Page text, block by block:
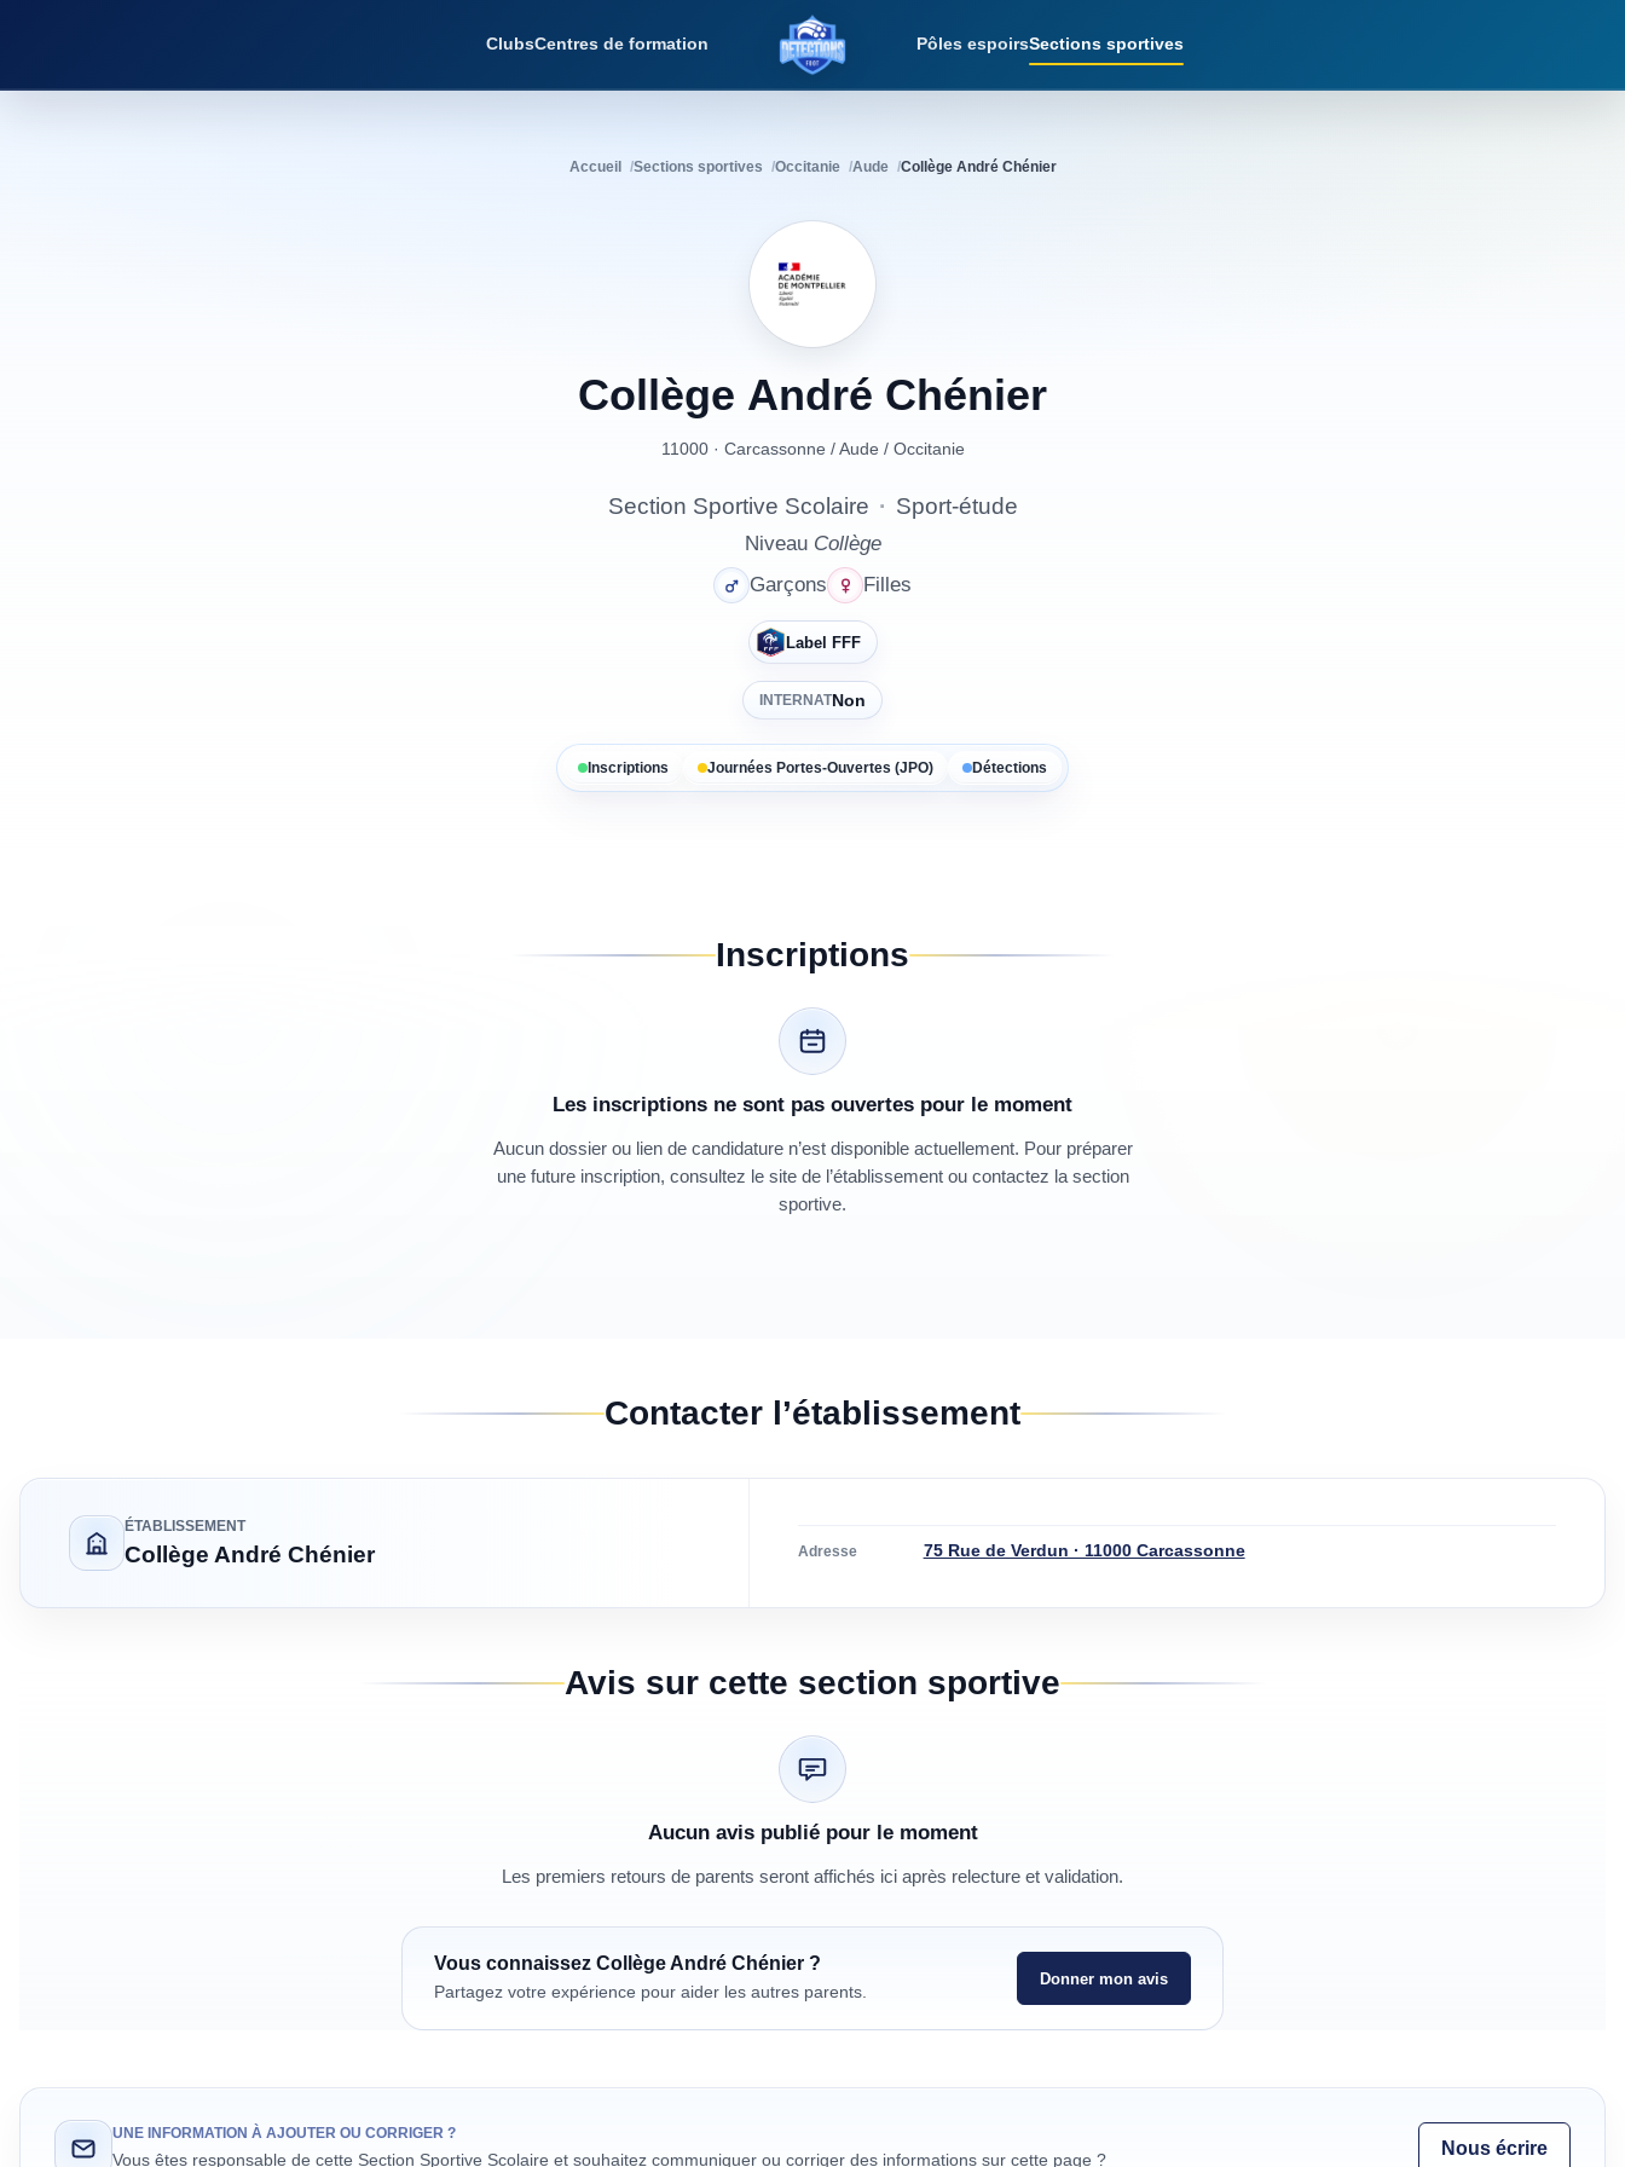
ClubsCentres de formation
Détections Foot
Pôles espoirsSections sportives
Accueil Sections sportives Occitanie Aude Collège André Chénier
Collège André Chénier
11000 · Carcassonne /Aude / Occitanie
Section Sportive Scolaire · Sport-étude
Niveau Collège
Garçons
Filles
Label FFF
INTERNATNon
Inscriptions Journées Portes-Ouvertes (JPO) Détections
Inscriptions
Les inscriptions ne sont pas ouvertes pour le moment
Aucun dossier ou lien de candidature n’est disponible actuellement. Pour préparer
une future inscription, consultez le site de l’établissement ou contactez la section
sportive.
Contacter l’établissement
ÉTABLISSEMENT
Collège André Chénier Adresse 75 Rue de Verdun · 11000 Carcassonne
Avis sur cette section sportive
Aucun avis publié pour le moment
Les premiers retours de parents seront affichés ici après relecture et validation.
Vous connaissez Collège André Chénier ?
Partagez votre expérience pour aider les autres parents.
Donner mon avis
UNE INFORMATION À AJOUTER OU CORRIGER ?
Vous êtes responsable de cette Section Sportive Scolaire et souhaitez communiquer ou corriger des informations sur cette page ?
Nous écrire